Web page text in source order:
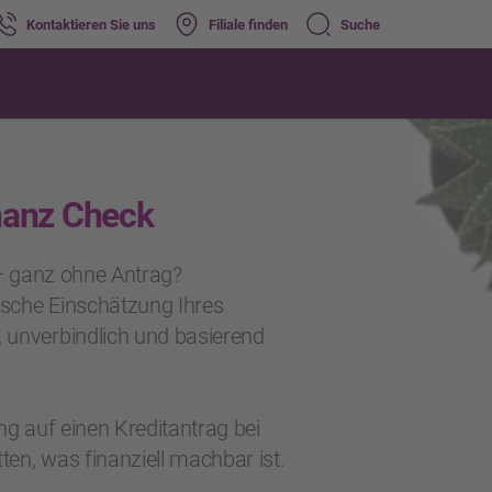
Kontaktieren Sie uns Filiale finden Suche
Check
ganz ohne Antrag?
Einschätzung Ihres
und basierend
auf einen Kreditantrag bei
was finanziell machbar ist.